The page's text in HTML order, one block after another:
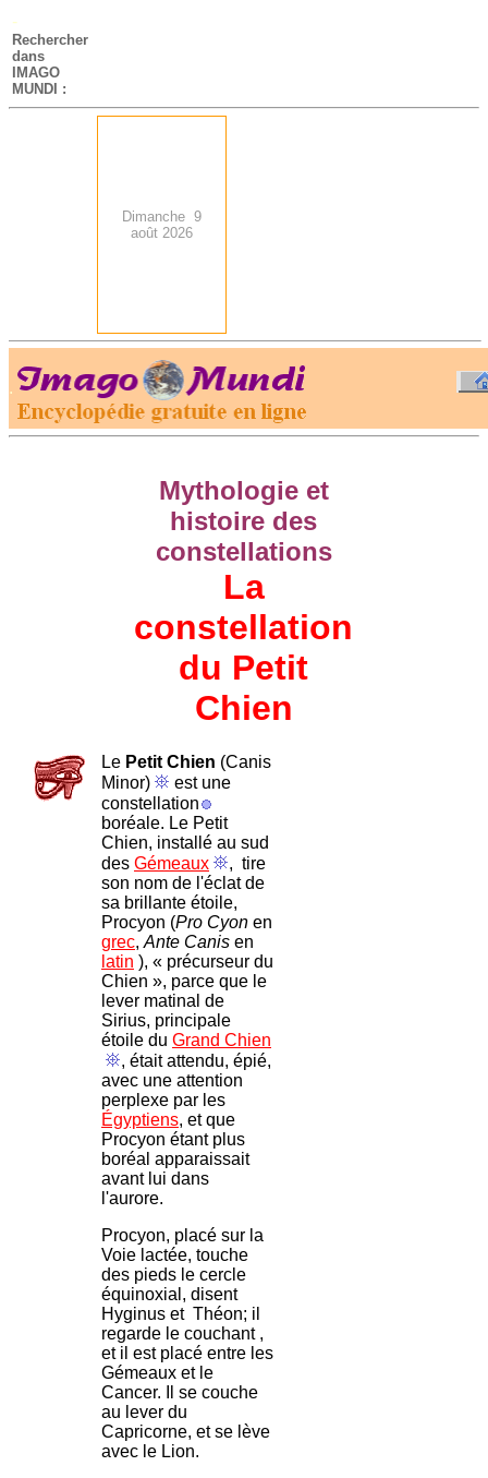
-
Rechercher
dans
IMAGO
MUNDI :
Dimanche 9
août 2026
.
Mythologie et
histoire des
constellations
La
constellation
du Petit
Chien
Le Petit Chien (Canis
Minor)
est une
constellation
boréale. Le Petit
Chien, installé au sud
des Gémeaux
, tire
son nom de l'éclat de
sa brillante étoile,
Procyon (Pro Cyon en
grec, Ante Canis en
latin ), « précurseur du
Chien », parce que le
lever matinal de
Sirius, principale
étoile du Grand Chien
, était attendu, épié,
avec une attention
perplexe par les
Égyptiens, et que
Procyon étant plus
boréal apparaissait
avant lui dans
l'aurore.
Procyon, placé sur la
Voie lactée, touche
des pieds le cercle
équinoxial, disent
Hyginus et Théon; il
regarde le couchant ,
et il est placé entre les
Gémeaux et le
Cancer. Il se couche
au lever du
Capricorne, et se lève
avec le Lion.